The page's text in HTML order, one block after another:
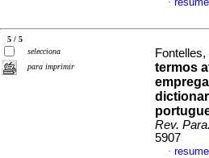
·
5 / 5
selecciona
para imprimir
termos
Rev.
5907
·